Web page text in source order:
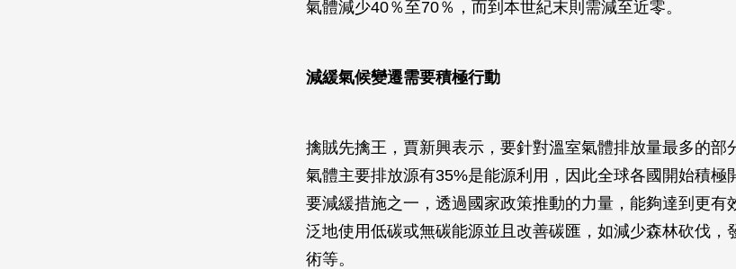
氣體減少40％至70％，而到本世紀末則需減至近零。
減緩氣候變遷需要積極行動
擒賊先擒王，賈新興表示，要針對溫室氣體排放量最多的部
氣體主要排放源有35%是能源利用，因此全球各國開始積極
要減緩措施之一，透過國家政策推動的力量，能夠達到更有
泛地使用低碳或無碳能源並且改善碳匯，如減少森林砍伐，
術等。